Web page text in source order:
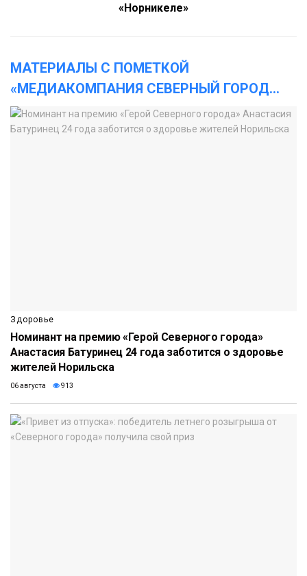
«Норникеле»
МАТЕРИАЛЫ С ПОМЕТКОЙ
«МЕДИАКОМПАНИЯ СЕВЕРНЫЙ ГОРОД...
Здоровье
Номинант на премию «Герой Северного города»
Анастасия Батуринец 24 года заботится о здоровье
жителей Норильска
06 августа 913